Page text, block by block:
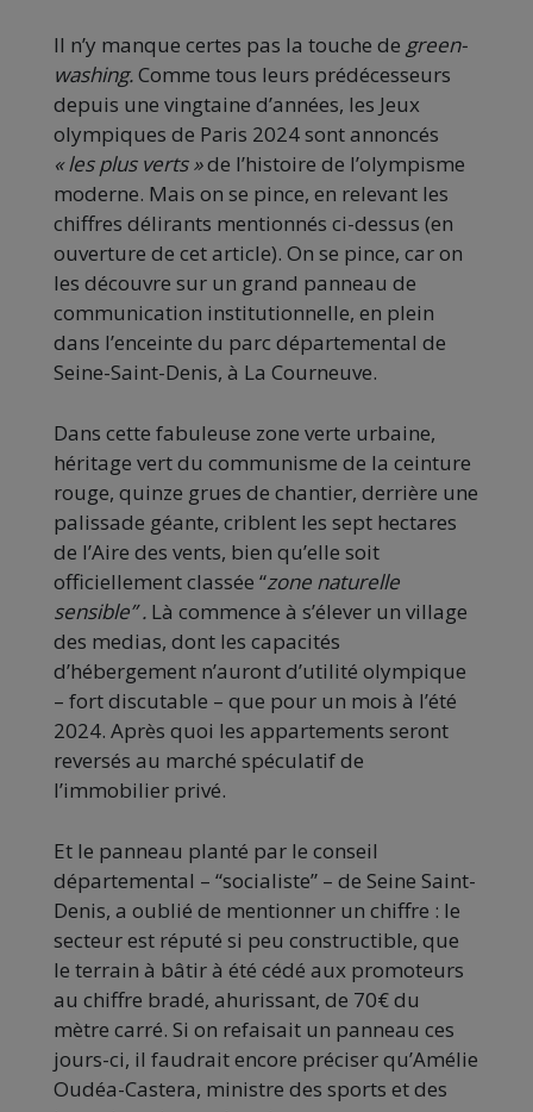
Il n’y manque certes pas la touche de green-
washing.Comme tous leurs prédécesseurs
depuis une vingtaine d’années, les Jeux
olympiques de Paris 2024 sont annoncés
« les plus verts »de l’histoire de l’olympisme
moderne. Mais on se pince, en relevant les
chiffres délirants mentionnés ci-dessus (en
ouverture de cet article). On se pince, car on
les découvre sur un grand panneau de
communication institutionnelle, en plein
dans l’enceinte du parc départemental de
Seine-Saint-Denis, à La Courneuve.
Dans cette fabuleuse zone verte urbaine,
héritage vert du communisme de la ceinture
rouge, quinze grues de chantier, derrière une
palissade géante, criblent les sept hectares
de l’Aire des vents, bien qu’elle soit
officiellement classée “zone naturelle
sensible” . Là commence à s’élever un village
des medias, dont les capacités
d’hébergement n’auront d’utilité olympique
– fort discutable – que pour un mois à l’été
2024. Après quoi les appartements seront
reversés au marché spéculatif de
l’immobilier privé.
Et le panneau planté par le conseil
départemental – “socialiste” – de Seine Saint-
Denis, a oublié de mentionner un chiffre : le
secteur est réputé si peu constructible, que
le terrain à bâtir à été cédé aux promoteurs
au chiffre bradé, ahurissant, de 70€ du
mètre carré. Si on refaisait un panneau ces
jours-ci, il faudrait encore préciser qu’Amélie
Oudéa-Castera, ministre des sports et des